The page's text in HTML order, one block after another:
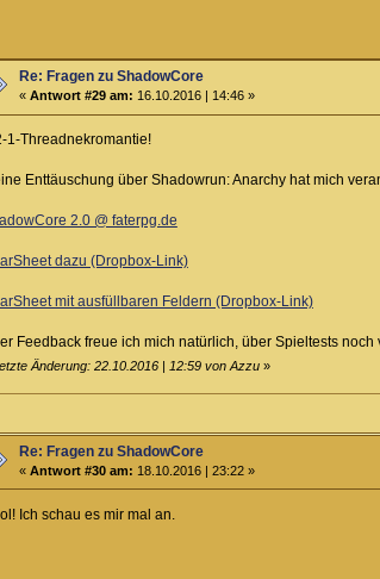
Re: Fragen zu ShadowCore
«Antwort #29 am: 16.10.2016 | 14:46 »
1-Threadnekromantie!
Enttäuschung über Shadowrun: Anarchy hat mich
2.0 @ faterpg.de
dazu (Dropbox-Link)
mit ausfüllbaren Feldern (Dropbox-Link)
Feedback freue ich mich natürlich, über Spieltests noch
Änderung: 22.10.2016 | 12:59 von Azzu»
Re: Fragen zu ShadowCore
«Antwort #30 am: 18.10.2016 | 23:22 »
Ich schau es mir mal an.